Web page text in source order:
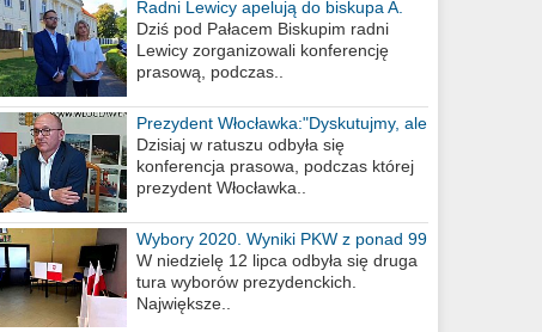
Radni Lewicy apelują do biskupa A.
Wiesława Meringa
Dziś pod Pałacem Biskupim radni
Lewicy zorganizowali konferencję
prasową, podczas..
Prezydent Włocławka:"Dyskutujmy, ale
nie obrażajmy się”
Dzisiaj w ratuszu odbyła się
konferencja prasowa, podczas której
prezydent Włocławka..
Wybory 2020. Wyniki PKW z ponad 99
procent obwodów
W niedzielę 12 lipca odbyła się druga
tura wyborów prezydenckich.
Największe..